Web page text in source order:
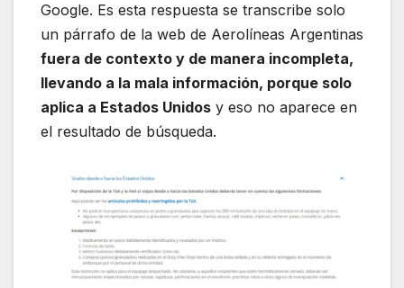
Google. Es esta respuesta se transcribe solo
un párrafo de la web de Aerolíneas Argentinas
fuera de contexto y de manera incompleta,
llevando a la mala información, porque solo
aplica a Estados Unidos y eso no aparece en
el resultado de búsqueda.